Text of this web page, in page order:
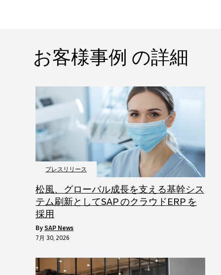
お客様事例 の詳細
プレスリリース
松風、グローバル成長を支える基幹シス
テム刷新としてSAP のクラウドERP を
採用
by SAP News
7月 30, 2026